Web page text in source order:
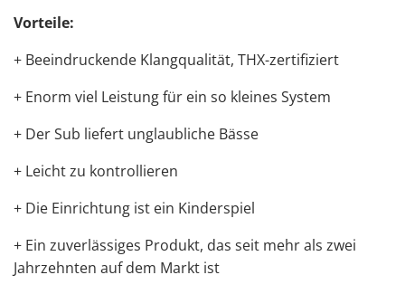
Vorteile:
+ Beeindruckende Klangqualität, THX-zertifiziert
+ Enorm viel Leistung für ein so kleines System
+ Der Sub liefert unglaubliche Bässe
+ Leicht zu kontrollieren
+ Die Einrichtung ist ein Kinderspiel
+ Ein zuverlässiges Produkt, das seit mehr als zwei
Jahrzehnten auf dem Markt ist